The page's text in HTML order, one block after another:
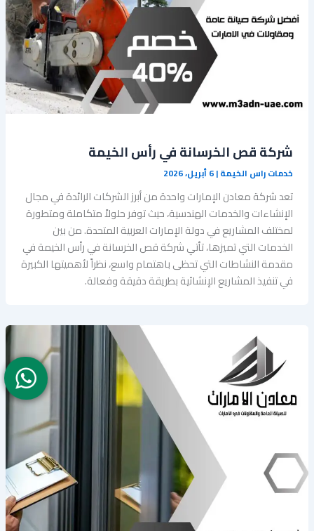
شركة قص الخرسانة في رأس الخيمة
خدمات راس الخيمة|6 أبريل، 2026
تعد شركة معادن الإمارات واحدة من أبرز الشركات الرائدة في مجال
الإنشاءات والخدمات الهندسية، حيث توفر حلولاً متكاملة ومتطورة
لمختلف المشاريع في دولة الإمارات العربية المتحدة. من بين
الخدمات التي تميزها، تأتي شركة قص الخرسانة في رأس الخيمة في
مقدمة النشاطات التي تحظى باهتمام واسع، نظراً لأهميتها الكبيرة
في تنفيذ المشاريع الإنشائية بطريقة دقيقة وفعالة.